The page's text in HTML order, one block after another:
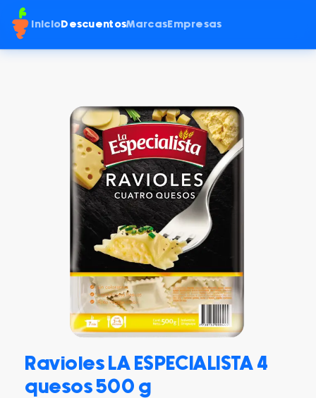
Inicio DescuentosMarcas Empresas
Ravioles LA ESPECIALISTA 4
quesos 500 g